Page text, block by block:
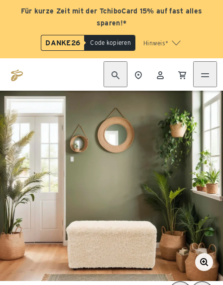
Für kurze Zeit mit der TchiboCard 15% auf fast alles
sparen!*
DANKE26 Code kopieren Hinweis*